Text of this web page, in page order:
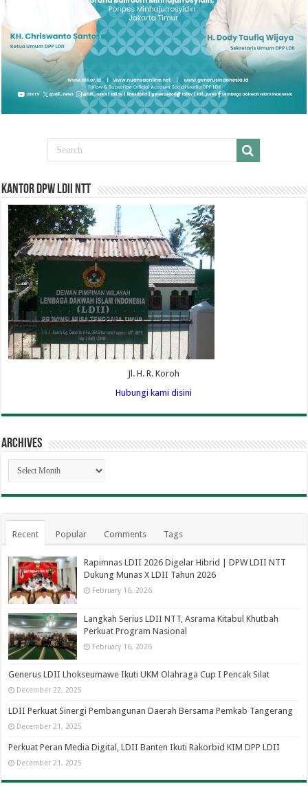
Kantor DPW LDII NTT
Jl. H. R. Koroh
Hubungi kami disini
Archives
Archives
Recent Popular Comments Tags
Rapimnas LDII 2026 Digelar Hibrid | DPW LDII NTT
Dukung Munas X LDII Tahun 2026
February 16, 2026
Langkah Serius LDII NTT, Asrama Kitabul Khutbah
Perkuat Program Nasional
February 16, 2026
Generus LDII Lhokseumawe Ikuti UKM Olahraga Cup I Pencak Silat
December 22, 2025
LDII Perkuat Sinergi Pembangunan Daerah Bersama Pemkab Tangerang
December 21, 2025
Perkuat Peran Media Digital, LDII Banten Ikuti Rakorbid KIM DPP LDII
December 21, 2025